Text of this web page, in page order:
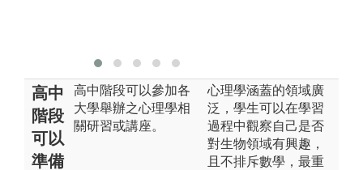
高中
階段
可以
準備
高中階段可以參加各
大學舉辦之心理學相
關研習或講座。
心理學涵蓋的領域廣
泛，學生可以在學習
過程中觀察自己是否
對生物領域有興趣，
且不排斥數學，最重